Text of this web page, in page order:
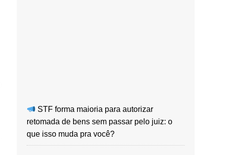
STF forma maioria para autorizar
retomada de bens sem passar pelo juiz: o
que isso muda pra você?